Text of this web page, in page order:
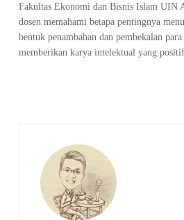
Fakultas Ekonomi dan Bisnis Islam UIN
dosen memahami betapa pentingnya
bentuk penambahan dan pembekalan
memberikan karya intelektual yang